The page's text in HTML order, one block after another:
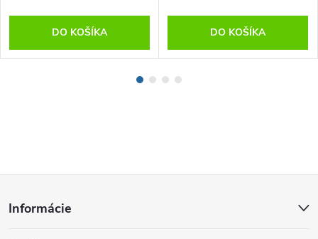
DO KOŠÍKA DO KOŠÍKA
Informácie